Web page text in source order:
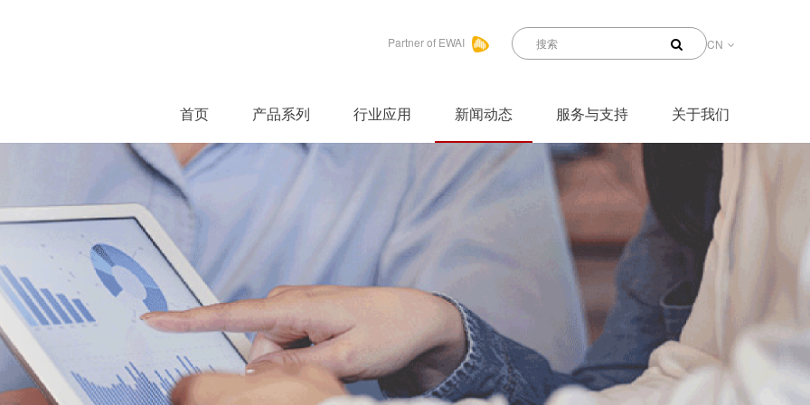
Partner of EWAI CN
首页 产品系列 行业应用 新闻动态 服务与支持 关于我们